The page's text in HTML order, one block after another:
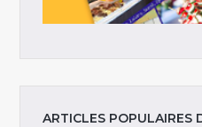
ARTICLES POPULAIRES